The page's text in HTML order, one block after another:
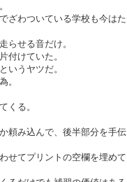
ざわついている学校も今は
らせる音だけ。
付けていた。
うヤツだ。
。
くる。
頼み込んで、後半部分を手
てプリントの空欄を埋めて